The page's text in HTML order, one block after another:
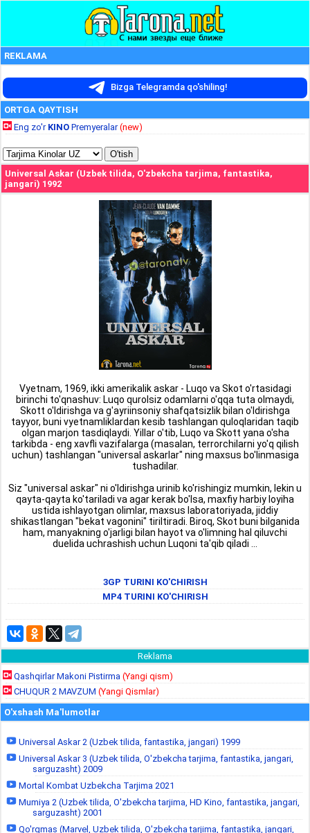
REKLAMA
Bizga Telegramda qo'shiling!
ORTGA QAYTISH
Eng zo'r KINO Premyeralar(new)
Universal Askar (Uzbek tilida, O'zbekcha tarjima, fantastika,
jangari) 1992
Vyetnam, 1969, ikki amerikalik askar - Luqo va Skot o'rtasidagi
birinchi to'qnashuv: Luqo qurolsiz odamlarni o'qqa tuta olmaydi,
Skott o'ldirishga va g'ayriinsoniy shafqatsizlik bilan o'ldirishga
tayyor, buni vyetnamliklardan kesib tashlangan quloqlaridan taqib
olgan marjon tasdiqlaydi. Yillar o'tib, Luqo va Skott yana o'sha
tarkibda - eng xavfli vazifalarga (masalan, terrorchilarni yo'q qilish
uchun) tashlangan "universal askarlar" ning maxsus bo'linmasiga
tushadilar.
Siz "universal askar" ni o'ldirishga urinib ko'rishingiz mumkin, lekin u
qayta-qayta ko'tariladi va agar kerak bo'lsa, maxfiy harbiy loyiha
ustida ishlayotgan olimlar, maxsus laboratoriyada, jiddiy
shikastlangan "bekat vagonini" tiriltiradi. Biroq, Skot buni bilganida
ham, manyakning o'jarligi bilan hayot va o'limning hal qiluvchi
duelida uchrashish uchun Luqoni ta'qib qiladi ...
3GP TURINI KO'CHIRISH
MP4 TURINI KO'CHIRISH
Reklama
Qashqirlar Makoni Pistirma (Yangi qism)
CHUQUR 2 MAVZUM (Yangi Qismlar)
O'xshash Ma'lumotlar
Universal Askar 2 (Uzbek tilida, fantastika, jangari) 1999
Universal Askar 3 (Uzbek tilida, O'zbekcha tarjima, fantastika, jangari,
sarguzasht) 2009
Mortal Kombat Uzbekcha Tarjima 2021
Mumiya 2 (Uzbek tilida, O'zbekcha tarjima, HD Kino, fantastika, jangari,
sarguzasht) 2001
Qo'rqmas (Marvel, Uzbek tilida, O'zbekcha tarjima, fantastika, jangari,